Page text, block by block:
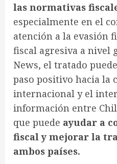
las normativas
especialmente en el
atención a la evasión
fiscal agresiva a nivel
News, el tratado
paso positivo hacia la
internacional y el
información entre
que puede ayudar a
fiscal y mejorar la
ambos países.